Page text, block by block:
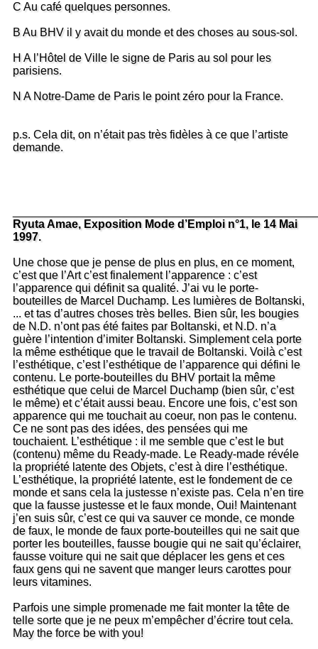
C Au café quelques personnes.
B Au BHV il y avait du monde et des choses au sous-sol.
H A l’Hôtel de Ville le signe de Paris au sol pour les
parisiens.
N A Notre-Dame de Paris le point zéro pour la France.
p.s. Cela dit, on n’était pas très fidèles à ce que l’artiste
demande.
Ryuta Amae, Exposition Mode d’Emploi n°1, le 14 Mai
1997.
Une chose que je pense de plus en plus, en ce moment,
c’est que l’Art c’est finalement l’apparence : c’est
l’apparence qui définit sa qualité. J’ai vu le porte-
bouteilles de Marcel Duchamp. Les lumières de Boltanski,
... et tas d’autres choses très belles. Bien sûr, les bougies
de N.D. n’ont pas été faites par Boltanski, et N.D. n’a
guère l’intention d’imiter Boltanski. Simplement cela porte
la même esthétique que le travail de Boltanski. Voilà c’est
l’esthétique, c’est l’esthétique de l’apparence qui défini le
contenu. Le porte-bouteilles du BHV portait la même
esthétique que celui de Marcel Duchamp (bien sûr, c’est
le même) et c’était aussi beau. Encore une fois, c’est son
apparence qui me touchait au coeur, non pas le contenu.
Ce ne sont pas des idées, des pensées qui me
touchaient. L’esthétique : il me semble que c’est le but
(contenu) même du Ready-made. Le Ready-made révéle
la propriété latente des Objets, c’est à dire l’esthétique.
L’esthétique, la propriété latente, est le fondement de ce
monde et sans cela la justesse n’existe pas. Cela n’en tire
que la fausse justesse et le faux monde, Oui! Maintenant
j’en suis sûr, c’est ce qui va sauver ce monde, ce monde
de faux, le monde de faux porte-bouteilles qui ne sait que
porter les bouteilles, fausse bougie qui ne sait qu’éclairer,
fausse voiture qui ne sait que déplacer les gens et ces
faux gens qui ne savent que manger leurs carottes pour
leurs vitamines.
Parfois une simple promenade me fait monter la tête de
telle sorte que je ne peux m’empêcher d’écrire tout cela.
May the force be with you!